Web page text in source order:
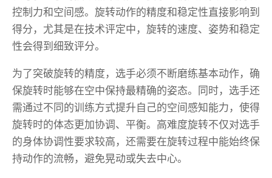
控制力和空间感。旋转动作的精度和稳定性直接影响到
得分，尤其是在技术评定中，旋转的速度、姿势和稳定
性会得到细致评分。
为了突破旋转的精度，选手必须不断磨练基本动作，确
保旋转时能够在空中保持最精确的姿态。同时，选手还
需通过不同的训练方式提升自己的空间感知能力，使得
旋转时的体态更加协调、平衡。高难度旋转不仅对选手
的身体协调性要求较高，还需要在旋转过程中能始终保
持动作的流畅，避免晃动或失去中心。